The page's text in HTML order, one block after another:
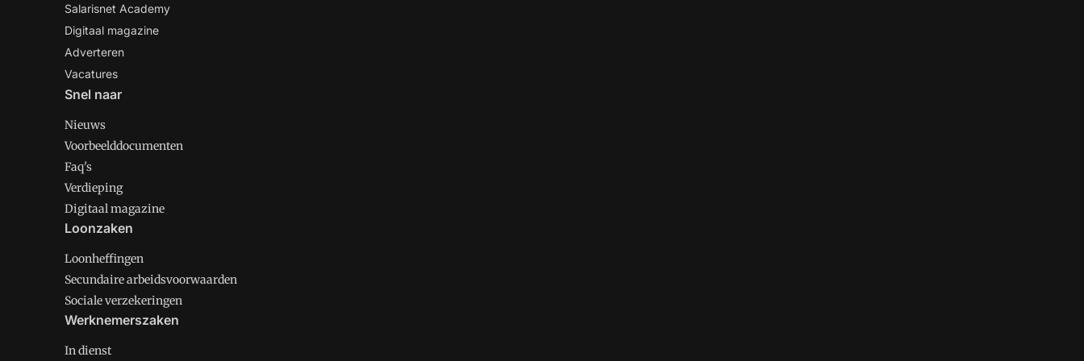
Salarisnet Academy
Digitaal magazine
Adverteren
Vacatures
Snel naar
Nieuws
Voorbeelddocumenten
Faq's
Verdieping
Digitaal magazine
Loonzaken
Loonheffingen
Secundaire arbeidsvoorwaarden
Sociale verzekeringen
Werknemerszaken
In dienst